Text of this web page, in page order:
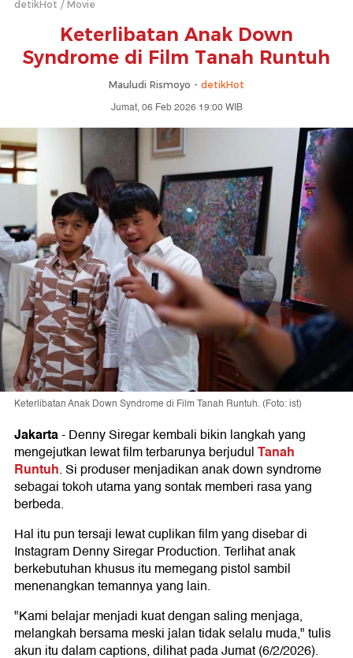
detikHot Movie
Keterlibatan Anak Down
Syndrome di Film Tanah Runtuh
Mauludi Rismoyo - detikHot
Jumat, 06 Feb 2026 19:00 WIB
Keterlibatan Anak Down Syndrome di Film Tanah Runtuh. (Foto: ist)
Jakarta-Denny Siregar kembali bikin langkah yang
mengejutkan lewat film terbarunya berjudulTanah
Runtuh. Si produser menjadikan anak down syndrome
sebagai tokoh utama yang sontak memberi rasa yang
berbeda.
Hal itu pun tersaji lewat cuplikan film yang disebar di
Instagram Denny Siregar Production. Terlihat anak
berkebutuhan khusus itu memegang pistol sambil
menenangkan temannya yang lain.
"Kami belajar menjadi kuat dengan saling menjaga,
melangkah bersama meski jalan tidak selalu muda," tulis
akun itu dalam captions, dilihat pada Jumat (6/2/2026).